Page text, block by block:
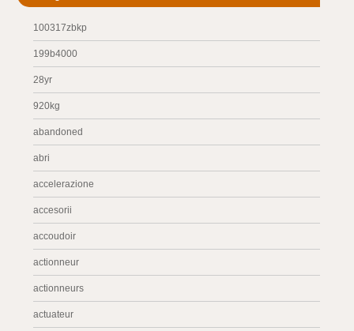
100317zbkp
199b4000
28yr
920kg
abandoned
abri
accelerazione
accesorii
accoudoir
actionneur
actionneurs
actuateur